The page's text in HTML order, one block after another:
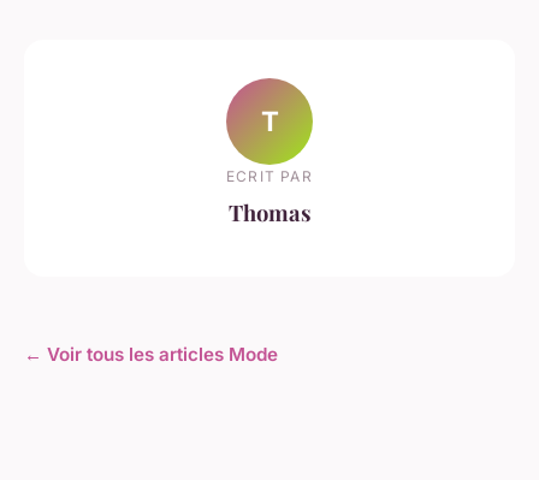
T
ECRIT PAR
Thomas
← Voir tous les articles Mode